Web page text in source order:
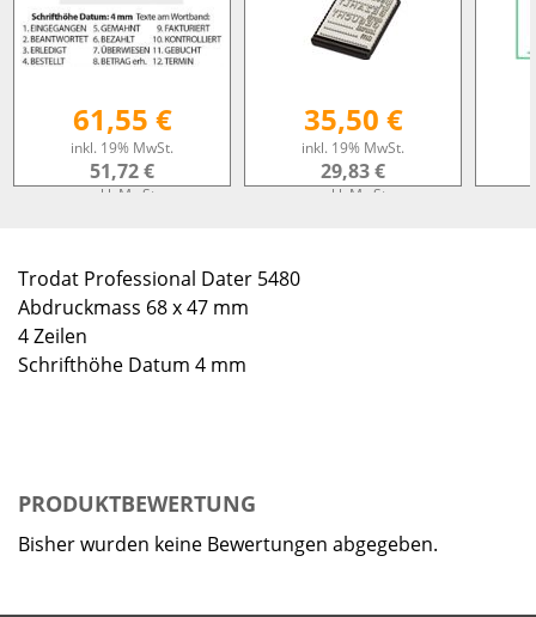
61,55 €
inkl. 19% MwSt.
51,72 €
exkl. MwSt.
35,50 €
inkl. 19% MwSt.
29,83 €
exkl. MwSt.
Trodat Professional Dater 5480
Abdruckmass 68 x 47 mm
4 Zeilen
Schrifthöhe Datum 4 mm
PRODUKTBEWERTUNG
Bisher wurden keine Bewertungen abgegeben.